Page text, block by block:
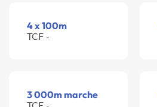
4 x 100m
TCF -
3 000m marche